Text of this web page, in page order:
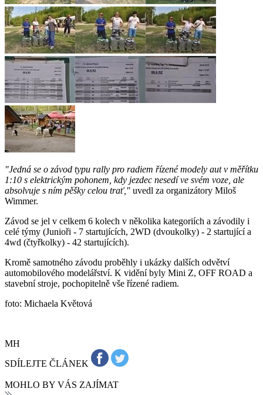
"Jedná se o závod typu rally pro radiem řízené modely aut v měřítku
1:10 s elektrickým pohonem, kdy jezdec nesedí ve svém voze, ale
absolvuje s ním pěšky celou trať," uvedl za organizátory Miloš
Wimmer.
Závod se jel v celkem 6 kolech v několika kategoriích a závodily i
celé týmy (Junioři - 7 startujících, 2WD (dvoukolky) - 2 startující a
4wd (čtyřkolky) - 42 startujících).
Kromě samotného závodu proběhly i ukázky dalších odvětví
automobilového modelářství. K vidění byly Mini Z, OFF ROAD a
stavební stroje, pochopitelně vše řízené radiem.
foto: Michaela Květová
MH
SDÍLEJTE ČLÁNEK
MOHLO BY VÁS ZAJÍMAT